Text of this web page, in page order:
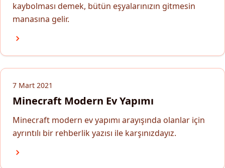
kaybolması demek, bütün eşyalarınızın gitmesin
manasına gelir.
7 Mart 2021
Minecraft Modern Ev Yapımı
Minecraft modern ev yapımı arayışında olanlar için
ayrıntılı bir rehberlik yazısı ile karşınızdayız.